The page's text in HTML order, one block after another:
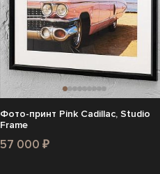
Фото-принт Pink Cadillac, Studio
Frame
57 000 ₽